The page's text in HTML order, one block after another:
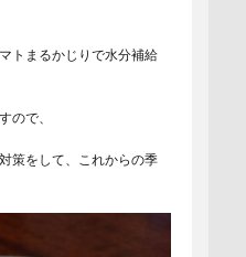
トまるかじりで水分補給
ので、
策をして、これからの季